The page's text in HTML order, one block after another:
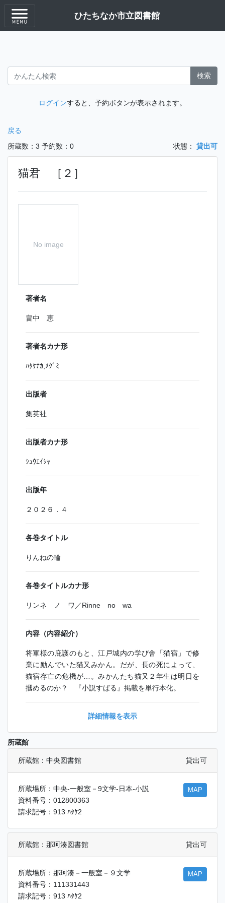
ひたちなか市立図書館
検索
ログインすると、予約ボタンが表示されます。
戻る
所蔵数：3 予約数：0 状態： 貸出可
猫君 ［２］
No image
著者名
畠中 恵
著者名カナ形
ﾊﾀｹﾅｶ,ﾒｸﾞﾐ
出版者
集英社
出版者カナ形
ｼｭｳｴｲｼｬ
出版年
２０２６．４
各巻タイトル
りんねの輪
各巻タイトルカナ形
リンネ ノ ワ／Rinne no wa
内容（内容紹介）
将軍様の庇護のもと、江戸城内の学び舎「猫宿」で修
業に励んでいた猫又みかん。だが、長の死によって、
猫宿存亡の危機が…。みかんたち猫又２年生は明日を
摑めるのか？ 『小説すばる』掲載を単行本化。
詳細情報を表示
所蔵館
所蔵館：中央図書館 貸出可
所蔵場所：中央-一般室－9文学-日本-小説
資料番号：012800363
請求記号：913 ﾊﾀｹ2
MAP
所蔵館：那珂湊図書館 貸出可
所蔵場所：那珂湊－一般室－９文学
資料番号：111331443
請求記号：913 ﾊﾀｹ2
MAP